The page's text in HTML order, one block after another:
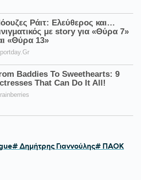
# Δημήτρης Γιαννούλης# ΠΑΟΚ